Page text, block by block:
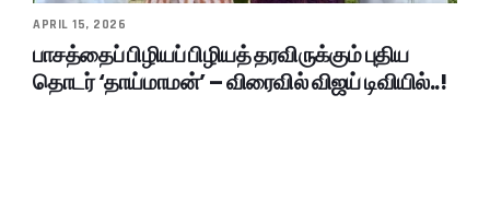
APRIL 15, 2026
பாசத்தைப் பிழியப் பிழியத் தரவிருக்கும் புதிய
தொடர் ‘தாய்மாமன்’ – விரைவில் விஜய் டிவியில்..!